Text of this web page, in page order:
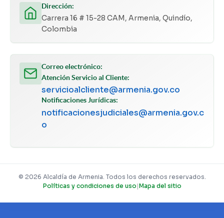
Dirección:
Carrera 16 # 15-28 CAM, Armenia, Quindío,
Colombia
Correo electrónico:
Atención Servicio al Cliente:
servicioalcliente@armenia.gov.co
Notificaciones Jurídicas:
notificacionesjudiciales@armenia.gov.c
o
© 2026 Alcaldía de Armenia. Todos los derechos reservados.
Políticas y condiciones de uso |Mapa del sitio